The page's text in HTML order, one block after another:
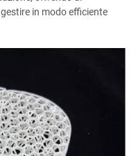
in modo efficiente